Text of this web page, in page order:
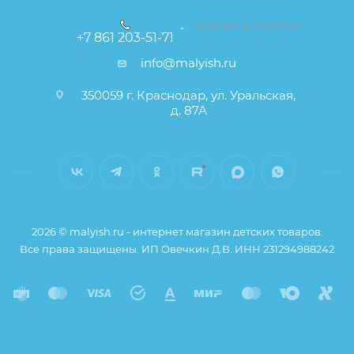
+7 861 203-51-71
ЗАКАЗАТЬ ЗВОНОК
info@malyish.ru
350059 г. Краснодар, ул. Уральская,
д. 87А
2026 © malyish.ru - интернет магазин детских товаров.
Все права защищены. ИП Овечкин Д.В. ИНН 231294988242